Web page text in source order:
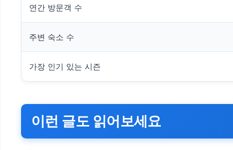
연간 방문객 수
주변 숙소 수
가장 인기 있는 시즌
이런 글도 읽어보세요